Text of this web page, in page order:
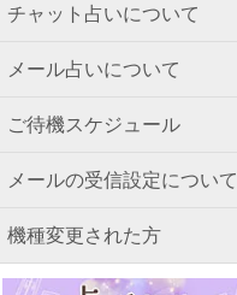
チャット占いについて
メール占いについて
ご待機スケジュール
メールの受信設定について
機種変更された方